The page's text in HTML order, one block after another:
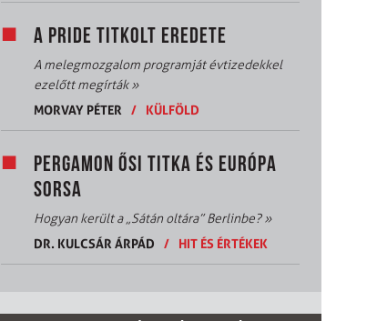
A PRIDE TITKOLT EREDETE
A melegmozgalom programját évtizedekkel
ezelőtt megírták»
MORVAY PÉTER
/ KÜLFÖLD
PERGAMON ŐSI TITKA ÉS EURÓPA
SORSA
Hogyan került a „Sátán oltára” Berlinbe?»
DR. KULCSÁR ÁRPÁD
/ HIT ÉS ÉRTÉKEK